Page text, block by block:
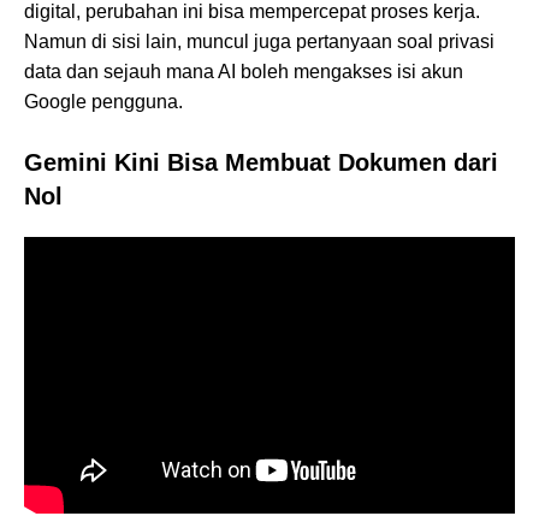
digital, perubahan ini bisa mempercepat proses kerja.
Namun di sisi lain, muncul juga pertanyaan soal privasi
data dan sejauh mana AI boleh mengakses isi akun
Google pengguna.
Gemini Kini Bisa Membuat Dokumen dari
Nol